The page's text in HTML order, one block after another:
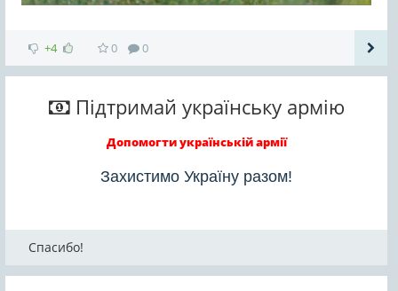
+4 0 0
Підтримай українську армію
Допомогти українській армії
Захистимо Україну разом!
Спасибо!